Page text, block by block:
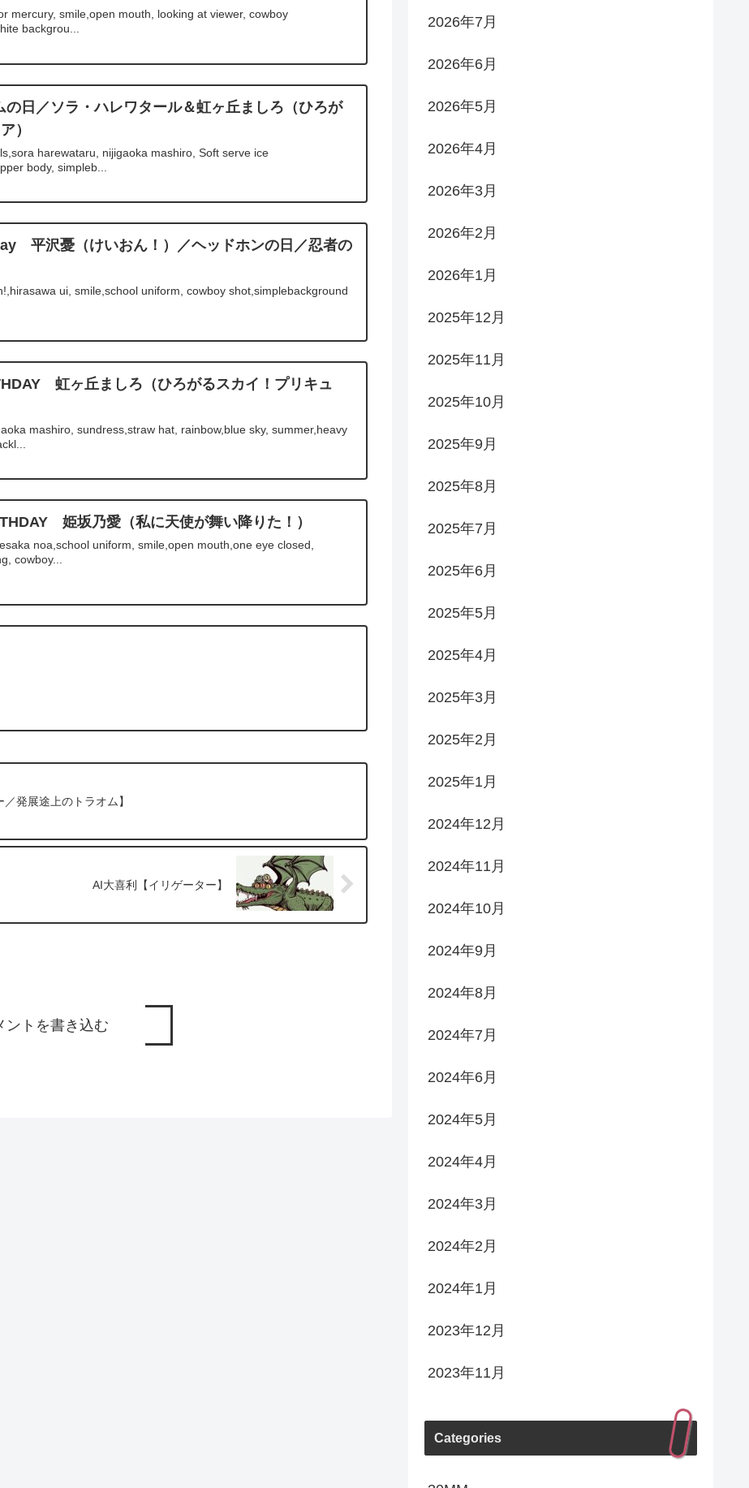
mercury, smile,open mouth, looking at viewer, cowboy
backgrou...
日／ソラ・ハレワタール＆虹ヶ丘ましろ（ひろが
）
harewataru, nijigaoka mashiro, Soft serve ice
body, simpleb...
平沢憂（けいおん！）／ヘッドホンの日／忍者の
ui, smile,school uniform, cowboy shot,simplebackground
虹ヶ丘ましろ（ひろがるスカイ！プリキュ
mashiro, sundress,straw hat, rainbow,blue sky, summer,heavy
姫坂乃愛（私に天使が舞い降りた！）
noa,school uniform, smile,open mouth,one eye closed,
cowboy...
発展途上のトラオム】
AI大喜利【イリゲーター】
ントを書き込む
2026年7月
2026年6月
2026年5月
2026年4月
2026年3月
2026年2月
2026年1月
2025年12月
2025年11月
2025年10月
2025年9月
2025年8月
2025年7月
2025年6月
2025年5月
2025年4月
2025年3月
2025年2月
2025年1月
2024年12月
2024年11月
2024年10月
2024年9月
2024年8月
2024年7月
2024年6月
2024年5月
2024年4月
2024年3月
2024年2月
2024年1月
2023年12月
2023年11月
Categories